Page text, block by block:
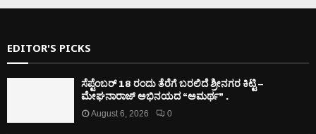
EDITOR'S PICKS
ಸೆಪ್ಟೆಂಬರ್ 18 ರಂದು ತೆರೆಗೆ ಬರಲಿದೆ ಶ್ರೀನಗರ ಕಿಟ್ಟಿ –
ಮೇಘನಾರಾಜ್ ಅಭಿನಯದ “ಅಮರ್ಥ” .
August 6, 2026 0